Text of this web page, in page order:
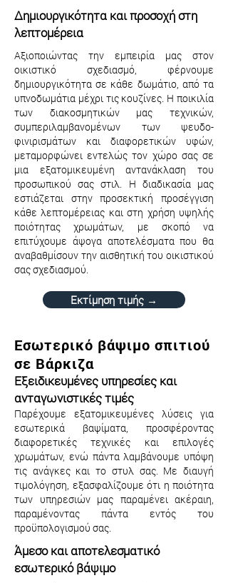
Δημιουργικότητα και προσοχή στη
λεπτομέρεια
Αξιοποιώντας την εμπειρία μας στον
οικιστικό σχεδιασμό, φέρνουμε
δημιουργικότητα σε κάθε δωμάτιο, από τα
υπνοδωμάτια μέχρι τις κουζίνες. Η ποικιλία
των διακοσμητικών μας τεχνικών,
συμπεριλαμβανομένων των ψευδο-
φινιρισμάτων και διαφορετικών υφών,
μεταμορφώνει εντελώς τον χώρο σας σε
μια εξατομικευμένη αντανάκλαση του
προσωπικού σας στιλ. Η διαδικασία μας
εστιάζεται στην προσεκτική προσέγγιση
κάθε λεπτομέρειας και στη χρήση υψηλής
ποιότητας χρωμάτων, με σκοπό να
επιτύχουμε άψογα αποτελέσματα που θα
αναβαθμίσουν την αισθητική του οικιστικού
σας σχεδιασμού.
Εκτίμηση τιμής →
Εσωτερικό βάψιμο σπιτιού
σε Βάρκιζα
Εξειδικευμένες υπηρεσίες και
ανταγωνιστικές τιμές
Παρέχουμε εξατομικευμένες λύσεις για
εσωτερικά βαψίματα, προσφέροντας
διαφορετικές τεχνικές και επιλογές
χρωμάτων, ενώ πάντα λαμβάνουμε υπόψη
τις ανάγκες και το στυλ σας. Με διαυγή
τιμολόγηση, εξασφαλίζουμε ότι η ποιότητα
των υπηρεσιών μας παραμένει ακέραιη,
παραμένοντας πάντα εντός του
προϋπολογισμού σας.
Άμεσο και αποτελεσματικό
εσωτερικό βάψιμο